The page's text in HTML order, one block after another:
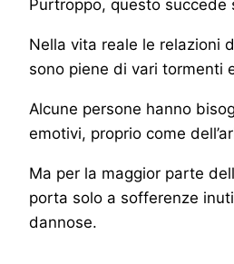
Purtroppo, questo succede
Nella vita reale le relazioni
sono piene di vari tormenti
Alcune persone hanno
emotivi, proprio come
Ma per la maggior parte
porta solo a sofferenze
dannose.